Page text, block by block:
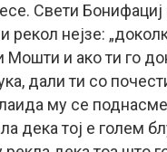
Свети Бонифациј
рекол нејзе:
Мошти и ако ти го
дали ти со
му се
дека тој е голем